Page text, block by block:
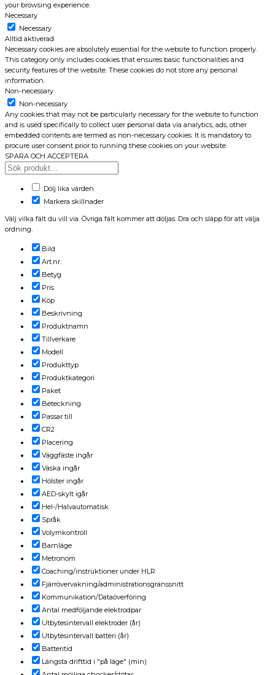
your browsing experience.
Necessary
Necessary
Alltid aktiverad
Necessary cookies are absolutely essential for the website to function properly.
This category only includes cookies that ensures basic functionalities and
security features of the website. These cookies do not store any personal
information.
Non-necessary
Non-necessary
Any cookies that may not be particularly necessary for the website to function
and is used specifically to collect user personal data via analytics, ads, other
embedded contents are termed as non-necessary cookies. It is mandatory to
procure user consent prior to running these cookies on your website.
SPARA OCH ACCEPTERA
Dölj lika värden
Markera skillnader
Välj vilka fält du vill via. Övriga fält kommer att döljas. Dra och släpp för att välja
ordning.
Bild
Art.nr.
Betyg
Pris
Köp
Beskrivning
Produktnamn
Tillverkare
Modell
Produkttyp
Produktkategori
Paket
Beteckning
Passar till
CR2
Placering
Väggfäste ingår
Väska ingår
Hölster ingår
AED-skylt igår
Hel-/Halvautomatisk
Språk
Volymkontroll
Barnläge
Metronom
Coaching/instruktioner under HLR
Fjärrövervakning/administrationsgränssnitt
Kommunikation/Dataöverföring
Antal medföljande elektrodpar
Utbytesintervall elektroder (år)
Utbytesintervall batteri (år)
Batteritid
Längsta drifttid i "på läge" (min)